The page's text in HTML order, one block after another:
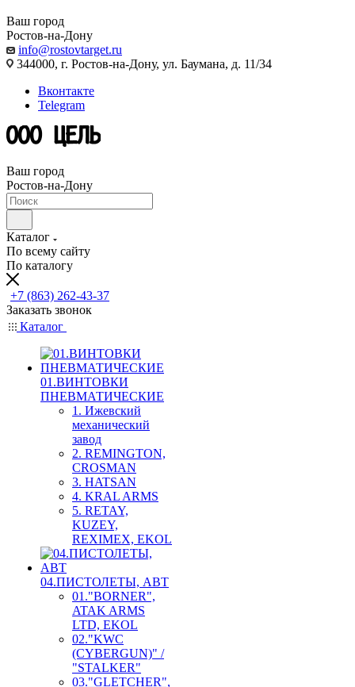
Ваш город
Ростов-на-Дону
info@rostovtarget.ru
344000, г. Ростов-на-Дону, ул. Баумана, д. 11/34
Вконтакте
Telegram
Ваш город
Ростов-на-Дону
Каталог
По всему сайту
По каталогу
+7 (863) 262-43-37
Заказать звонок
Каталог
01.ВИНТОВКИ
ПНЕВМАТИЧЕСКИЕ
1. Ижевский
механический
завод
2. REMINGTON,
CROSMAN
3. HATSAN
4. KRAL ARMS
5. RETAY,
KUZEY,
REXIMEX, EKOL
04.ПИСТОЛЕТЫ, АВТ
01."BORNER",
ATAK ARMS
LTD, EKOL
02."KWC
(CYBERGUN)" /
"STALKER"
03."GLETCHER",